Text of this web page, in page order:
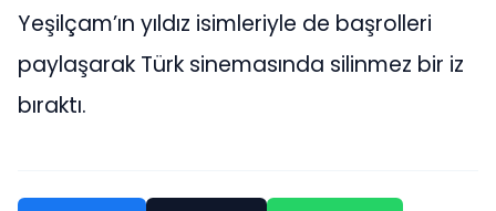
Yeşilçam’ın yıldız isimleriyle de başrolleri
paylaşarak Türk sinemasında silinmez bir iz
bıraktı.